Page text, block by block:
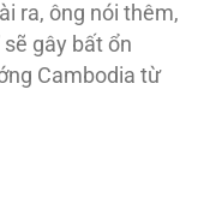
ra, ông nói thêm,
gây bất ổn
Cambodia từ